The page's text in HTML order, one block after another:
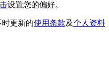
设置您的偏好。
更新的使用条款及个人资料